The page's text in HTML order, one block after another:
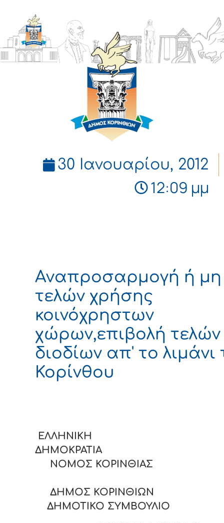
ΔΗΜΟΣ
ΚΟΡΙΝΘΙΩΝ
30 Ιανουαρίου, 2012
12:09 μμ
Αναπροσαρμογή ή μη
τελών χρήσης
κοινόχρηστων
χώρων,επιβολή τελών
διοδίων απ' το λιμάνι
Κορίνθου
ΕΛΛΗΝΙΚΗ
ΔΗΜΟΚΡΑΤΙΑ
ΝΟΜΟΣ ΚΟΡΙΝΘΙΑΣ
ΔΗΜΟΣ ΚΟΡΙΝΘΙΩΝ
ΔΗΜΟΤΙΚΟ ΣΥΜΒΟΥΛΙΟ